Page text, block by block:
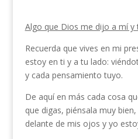
Algo que Dios me dijo a mí y
Recuerda que vives en mi
estoy en ti y a tu lado:
y cada pensamiento tuyo.
De aquí en más cada cosa
que digas, piénsala muy
delante de mis ojos y yo